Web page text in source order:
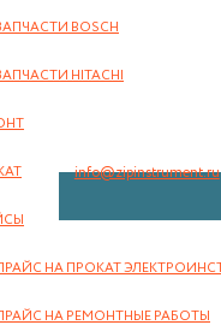
info@zipinstrument.ru
BOSCH
HITACHI
НА ПРОКАТ
НА РЕМОНТНЫЕ РАБОТЫ